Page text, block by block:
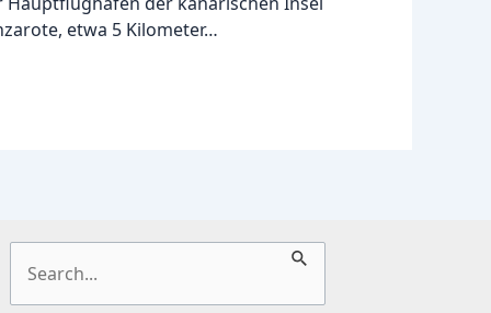
etwa 5 Kilometer…
nach: